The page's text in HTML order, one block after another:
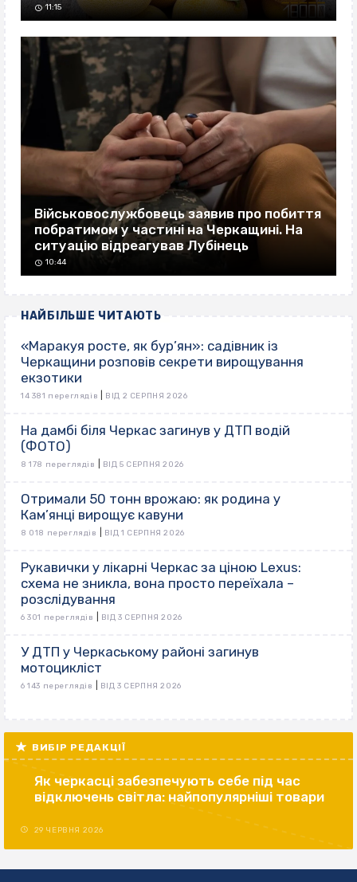
11:15
Військовослужбовець заявив про побиття
побратимом у частині на Черкащині. На
ситуацію відреагував Лубінець
10:44
НАЙБІЛЬШЕ ЧИТАЮТЬ
«Маракуя росте, як бур’ян»: садівник із
Черкащини розповів секрети вирощування
екзотики
14 381 переглядів ВІД 2 СЕРПНЯ 2026
На дамбі біля Черкас загинув у ДТП водій
(ФОТО)
8 178 переглядів ВІД 5 СЕРПНЯ 2026
Отримали 50 тонн врожаю: як родина у
Кам’янці вирощує кавуни
8 018 переглядів ВІД 1 СЕРПНЯ 2026
Рукавички у лікарні Черкас за ціною Lexus:
схема не зникла, вона просто переїхала –
розслідування
6 301 переглядів ВІД 3 СЕРПНЯ 2026
У ДТП у Черкаському районі загинув
мотоцикліст
6 143 переглядів ВІД 3 СЕРПНЯ 2026
ВИБІР РЕДАКЦІЇ
Як черкасці забезпечують себе під час
відключень світла: найпопулярніші товари
29 ЧЕРВНЯ 2026